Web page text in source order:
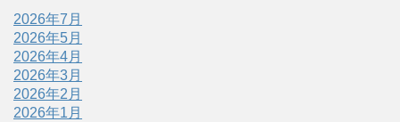
2026年7月
2026年5月
2026年4月
2026年3月
2026年2月
2026年1月